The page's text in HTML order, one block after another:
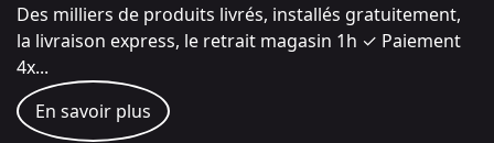
Des milliers de produits livrés, installés gratuitement,
la livraison express, le retrait magasin 1h ✓ Paiement
4x...
En savoir plus